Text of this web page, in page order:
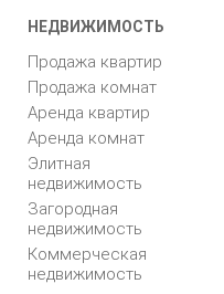
НЕДВИЖИМОСТЬ
Продажа квартир
Продажа комнат
Аренда квартир
Аренда комнат
Элитная
недвижимость
Загородная
недвижимость
Коммерческая
недвижимость